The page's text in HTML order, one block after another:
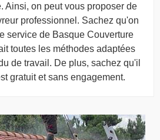
Ainsi, on peut vous proposer de
professionnel. Sachez qu'on
service de Basque Couverture
toutes les méthodes adaptées
de travail. De plus, sachez qu'il
gratuit et sans engagement.